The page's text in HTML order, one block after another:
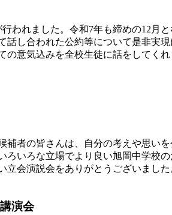
われました。令和7年も締めの12月
し合われた公約等について是非実
の意気込みを全校生徒に話をしてく
者の皆さんは、自分の考えや思い
いろな立場でより良い旭岡中学校
会演説会をありがとうございました
演会